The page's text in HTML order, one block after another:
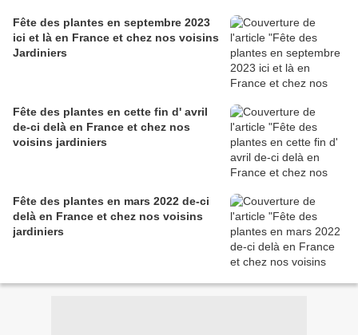
Fête des plantes en septembre 2023
ici et là en France et chez nos voisins
Jardiniers
Fête des plantes en cette fin d' avril
de-ci delà en France et chez nos
voisins jardiniers
Fête des plantes en mars 2022 de-ci
delà en France et chez nos voisins
jardiniers